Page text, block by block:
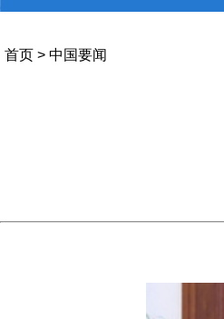
首页 > 中国要闻